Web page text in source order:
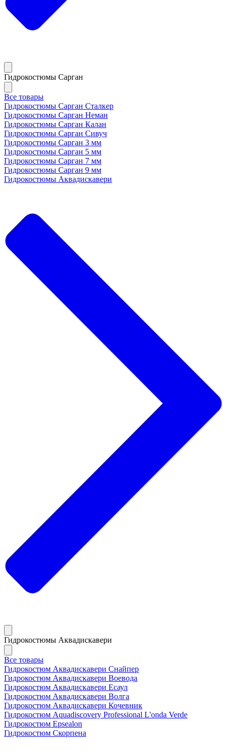
Гидрокостюмы Сарган
Все товары
Гидрокостюмы Сарган Сталкер
Гидрокостюмы Сарган Неман
Гидрокостюмы Сарган Калан
Гидрокостюмы Сарган Сивуч
Гидрокостюмы Сарган 3 мм
Гидрокостюмы Сарган 5 мм
Гидрокостюмы Сарган 7 мм
Гидрокостюмы Сарган 9 мм
Гидрокостюмы Аквадискавери
Гидрокостюмы Аквадискавери
Все товары
Гидрокостюм Аквадискавери Снайпер
Гидрокостюм Аквадискавери Воевода
Гидрокостюм Аквадискавери Есаул
Гидрокостюм Аквадискавери Волга
Гидрокостюм Аквадискавери Кочевник
Гидрокостюм Aquadiscovery Professional L'onda Verde
Гидрокостюм Epsealon
Гидрокостюм Скорпена